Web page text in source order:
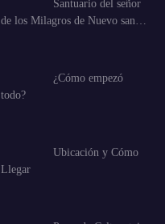
Santuario del señor
de los Milagros de Nuevo san…
¿Cómo empezó
todo?
Ubicación y Cómo
Llegar